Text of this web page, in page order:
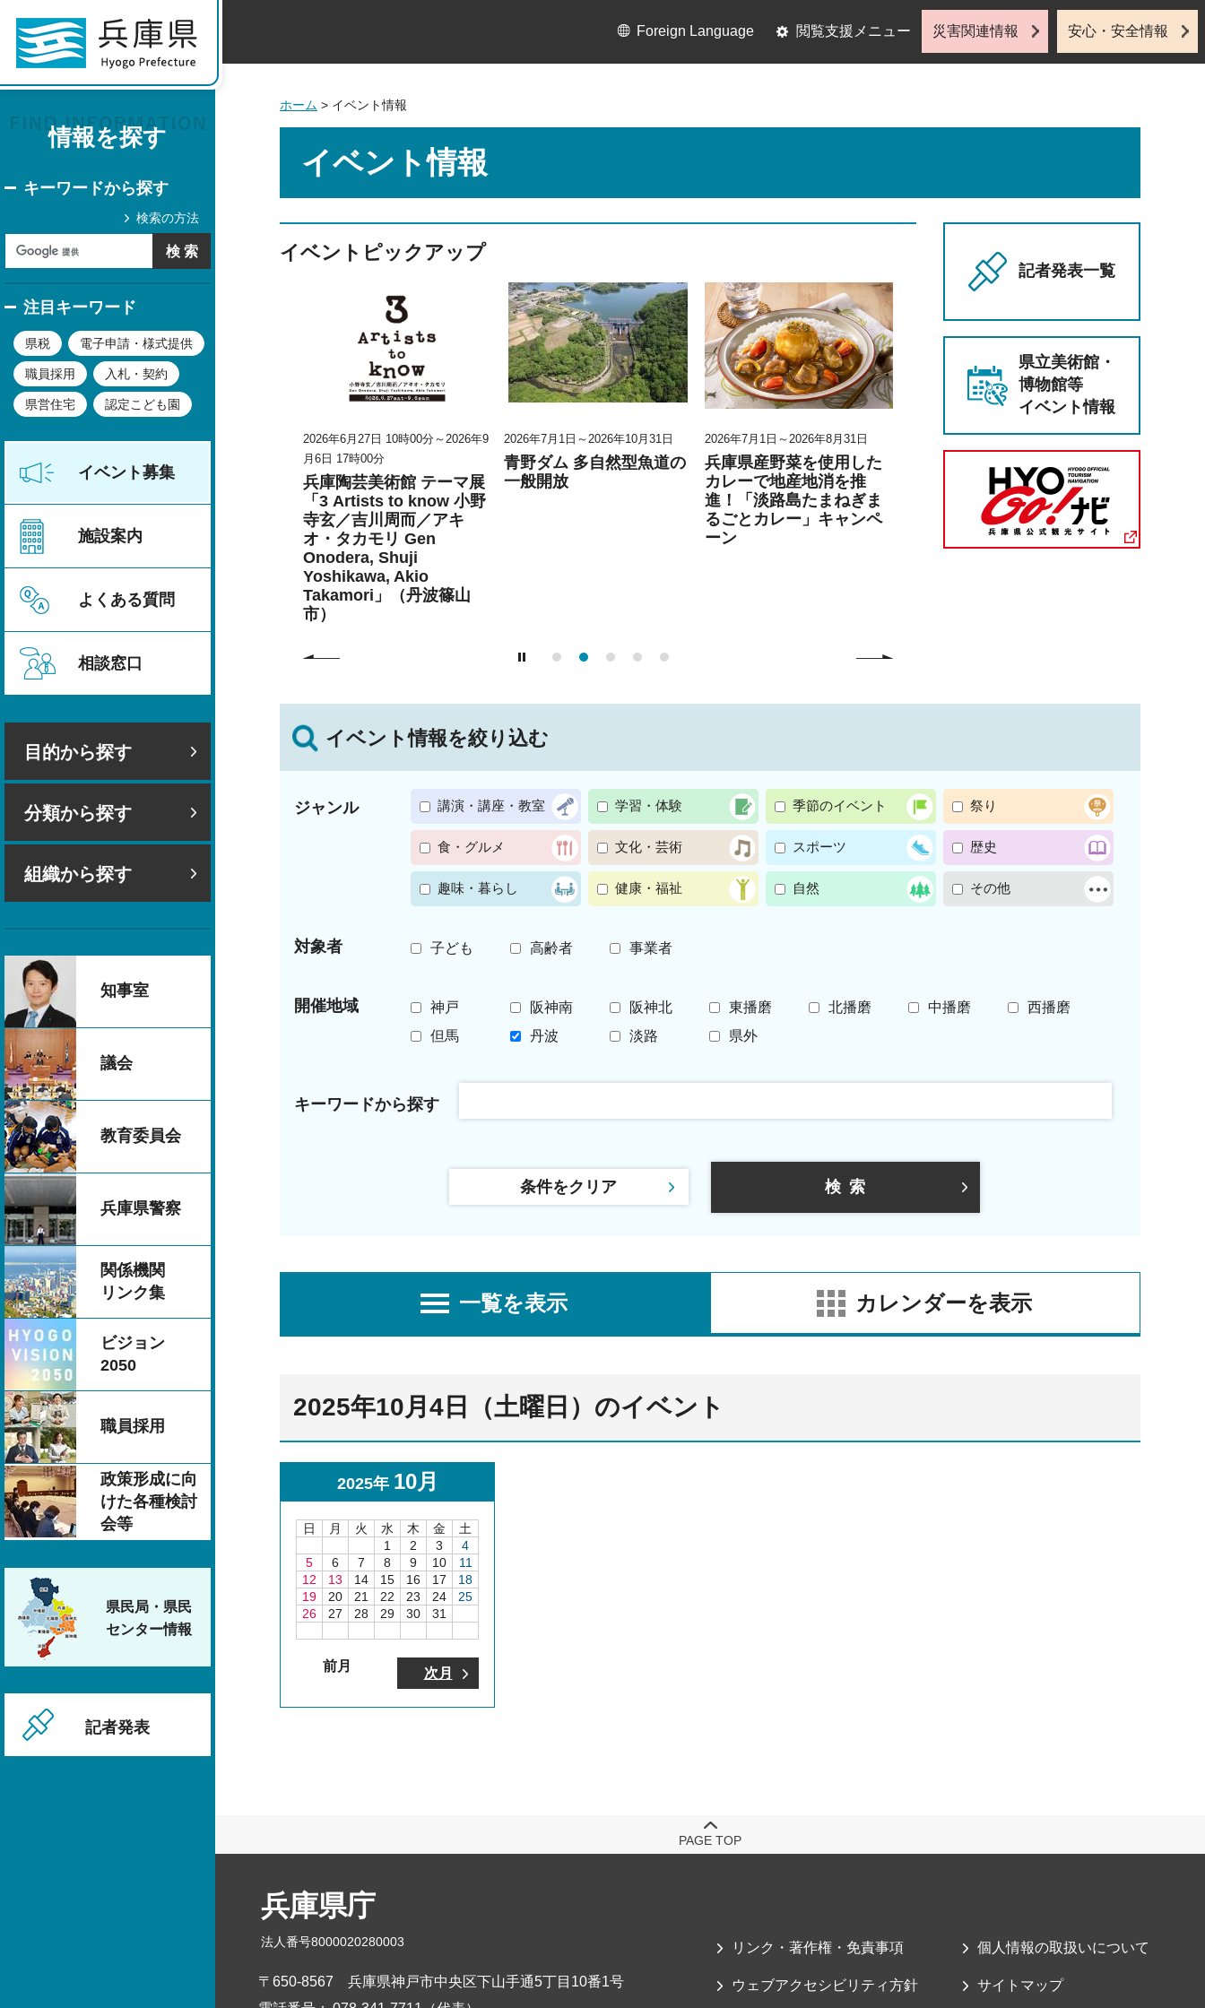
情報を探す
キーワードから探す
検索の方法
注目キーワード
県税 電子申請・様式提供
職員採用 入札・契約
県営住宅 認定こども園
イベント募集
施設案内
よくある質問
相談窓口
目的から探す
分類から探す
組織から探す
知事室
議会
教育委員会
兵庫県警察
関係機関
リンク集
ビジョン
2050
職員採用
政策形成に向
けた各種検討
会等
県民局・県民
センター情報
記者発表
Foreign Language 閲覧支援メニュー 災害関連情報 安心・安全情報
ホーム > イベント情報
イベント情報
イベントピックアップ
分～2026年8
6年生）の
ども生活
2026年6月27日 10時00分～2026年9
兵庫陶芸美術館 特別展
こども学芸員とつくる
（丹波篠山市）
2026年6月27日 10時00分～2026年9
月6日 17時00分
兵庫陶芸美術館 テーマ展
「3 Artists to know 小野
寺玄／吉川周而／アキ
オ・タカモリ Gen
Onodera, Shuji
Yoshikawa, Akio
Takamori」（丹波篠山
市）
2026年7月1日～2026年10月31日
青野ダム 多自然型魚道の
一般開放
2026年7月1日～2026年8月31日
兵庫県産野菜を使用した
カレーで地産地消を推
進！「淡路島たまねぎま
るごとカレー」キャンペ
ーン
2026年8月3日 10時30分～2026年8
小学生（4・5・6年生）の
ための夏休みこども生活
2026年6月27日
こども学芸
「夏のこど
（丹波篠山
記者発表一覧
県立美術館・
博物館等
イベント情報
イベント情報を絞り込む
ジャンル 講演・講座・教室 学習・体験 季節のイベント 祭り
食・グルメ 文化・芸術 スポーツ 歴史
趣味・暮らし 健康・福祉 自然 その他
対象者 子ども 高齢者 事業者
開催地域 神戸 阪神南 阪神北 東播磨 北播磨 中播磨
西播磨
但馬
丹波 淡路 県外
キーワードから探す
条件をクリア
一覧を表示 カレンダーを表示
2025年10月4日（土曜日）のイベント
2025年 10月
日 月 火 水 木 金
土
1
2 3
4
5
6 7 8 9 10
11
12
13 14 15 16 17
18
19
20 21 22 23 24
25
26
27 28 29 30 31
前月 次月
PAGE TOP
兵庫県庁
法人番号8000020280003
〒650-8567
兵庫県神戸市中央区下山手通5丁目10番1号
リンク・著作権・免責事項 個人情報の取扱いについて
ウェブアクセシビリティ方針 サイトマップ